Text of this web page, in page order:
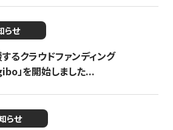
らせ
るクラウドファンディング
」を開始しました...
らせ